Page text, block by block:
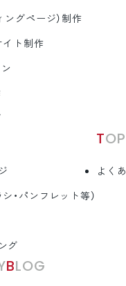
ングページ）制作
イト制作
・パンフレット等）
グ
よく
BLOG